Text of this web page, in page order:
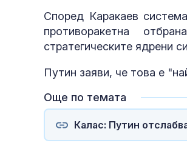
Според Каракаев
противоракетна
стратегическите ядрени
Путин заяви, че това е
Още по темата
Калас: Путин